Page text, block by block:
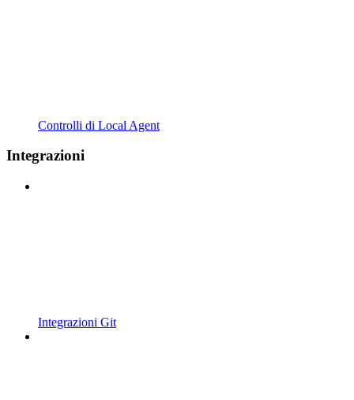
Controlli di Local Agent
Integrazioni
Integrazioni Git